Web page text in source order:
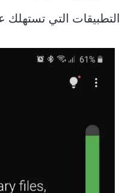
التطبيقات التي تستهلك